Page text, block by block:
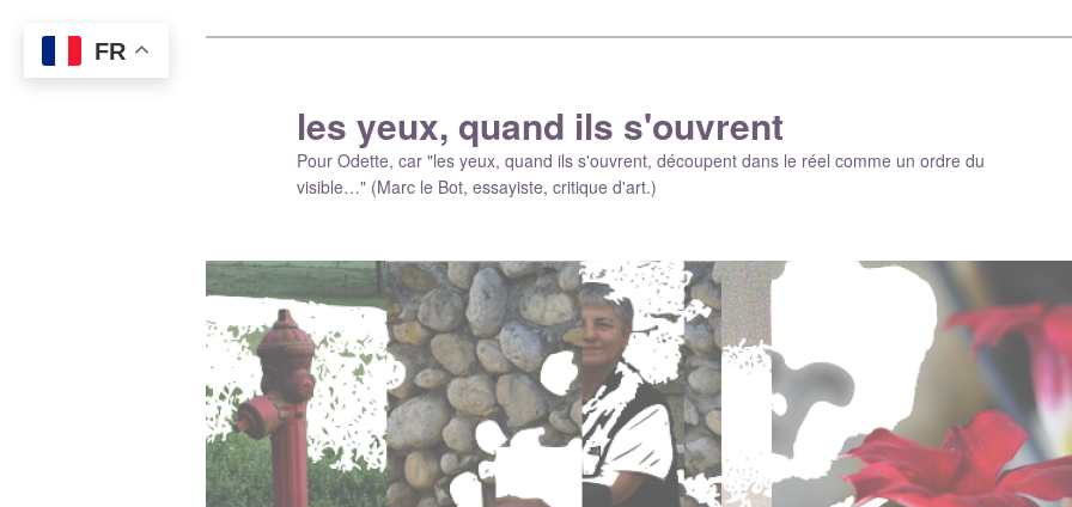
les yeux, quand ils s'ouvrent
Pour Odette, car "les yeux, quand ils s'ouvrent, découpent dans le réel comme un ordre du
visible…" (Marc le Bot, essayiste, critique d'art.)
FR